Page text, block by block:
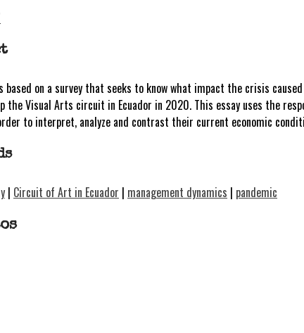
based on a survey that seeks to know what impact the crisis
the Visual Arts circuit in Ecuador in 2020. This essay uses the
to interpret, analyze and contrast their current economic
| Circuit of Art in Ecuador | management dynamics | pandemic